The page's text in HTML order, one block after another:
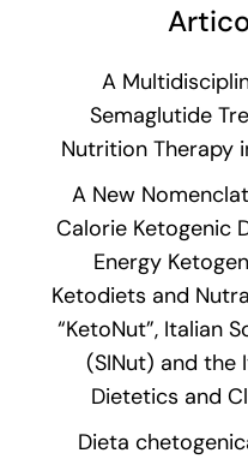
A
Semaglutide
Nutrition Therapy
A New
Calorie Ketogenic
Energy
Ketodiets and
“KetoNut”, Italian
(SINut) and the
Dietetics and
Dieta